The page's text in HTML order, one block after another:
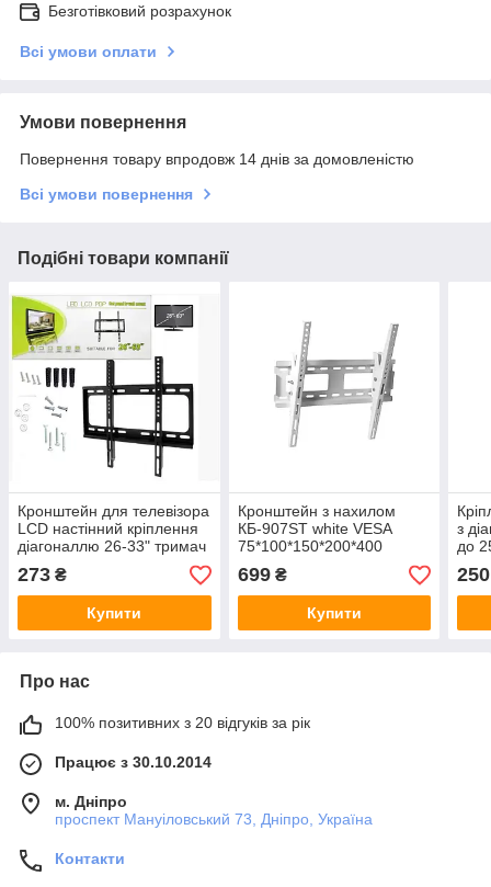
Безготівковий розрахунок
Всі умови оплати
Умови повернення
Повернення товару впродовж 14 днів за домовленістю
Всі умови повернення
Подібні товари компанії
Кронштейн для телевізора
LCD настінний кріплення
діагоналлю 26-33" тримач
для плазми
273 ₴
Купити
Кронштейн з нахилом
КБ-907ST white VESA
75*100*150*200*400
699₴
Купити
з
до
250
Про нас
100% позитивних з 20 відгуків за рік
Працює з 30.10.2014
м. Дніпро
проспект Мануіловський 73, Дніпро, Україна
Контакти